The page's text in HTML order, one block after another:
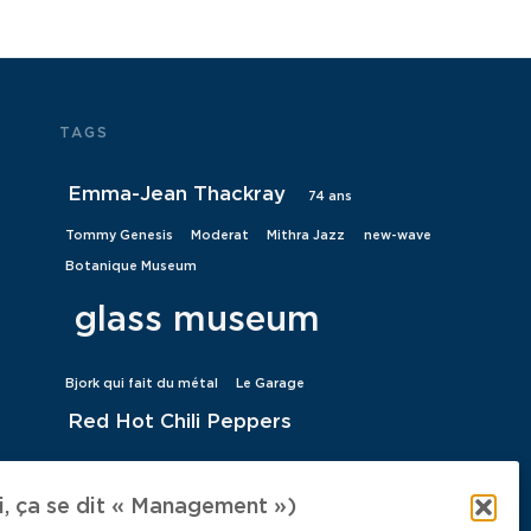
ça se dit « Management »)
TAGS
Emma-Jean Thackray 74 ans
Tommy Genesis Moderat Mithra Jazz new-wave
Botanique Museum
glass museum
Bjork qui fait du métal Le Garage
Red Hot Chili Peppers